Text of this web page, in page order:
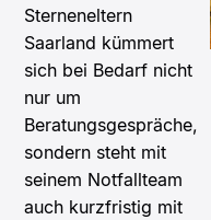
Sterneneltern
Saarland kümmert
sich bei Bedarf nicht
nur um
Beratungsgespräche,
sondern steht mit
seinem Notfallteam
auch kurzfristig mit